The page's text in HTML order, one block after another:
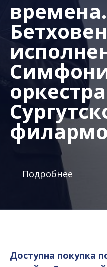
времена.
оркестра
Подробнее
Доступна покупка